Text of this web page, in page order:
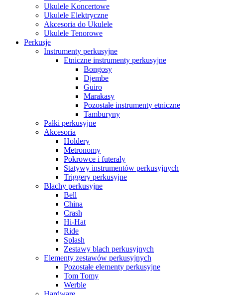
Ukulele Koncertowe
Ukulele Elektryczne
Akcesoria do Ukulele
Ukulele Tenorowe
Perkusje
Instrumenty perkusyjne
Etniczne instrumenty perkusyjne
Bongosy
Djembe
Guiro
Marakasy
Pozostałe instrumenty etniczne
Tamburyny
Pałki perkusyjne
Akcesoria
Holdery
Metronomy
Pokrowce i futerały
Statywy instrumentów perkusyjnych
Triggery perkusyjne
Blachy perkusyjne
Bell
China
Crash
Hi-Hat
Ride
Splash
Zestawy blach perkusyjnych
Elementy zestawów perkusyjnych
Pozostałe elementy perkusyjne
Tom Tomy
Werble